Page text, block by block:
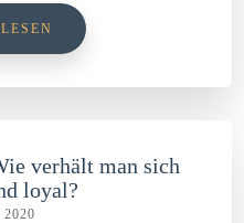
verhält man sich
loyal?